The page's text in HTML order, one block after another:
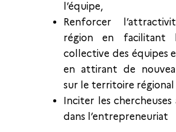
l’équipe,
Renforcer
région en facilitant
collective des équipes
en attirant de
sur le territoire régional
Inciter les chercheuses
dans l’entrepreneuriat